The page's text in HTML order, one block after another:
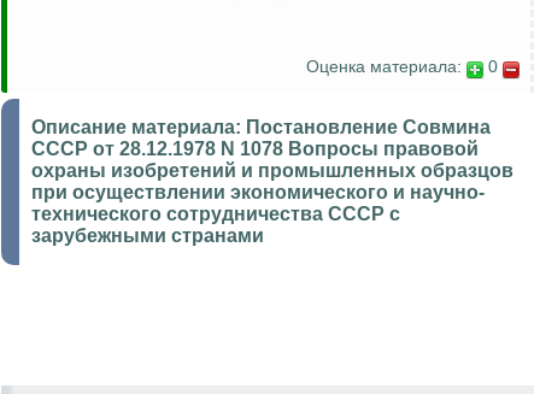
Оценка материала: 0
Описание материала: Постановление Совмина
СССР от 28.12.1978 N 1078 Вопросы правовой
охраны изобретений и промышленных образцов
при осуществлении экономического и научно-
технического сотрудничества СССР с
зарубежными странами